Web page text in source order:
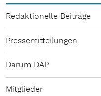
Redaktionelle Beiträge
Pressemitteilungen
Darum DAP
Mitglieder